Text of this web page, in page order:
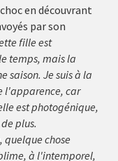
en découvrant
par son
fille est
temps, mais la
saison. Je suis à la
l'apparence, car
est photogénique,
plus.
quelque chose
à l'intemporel,